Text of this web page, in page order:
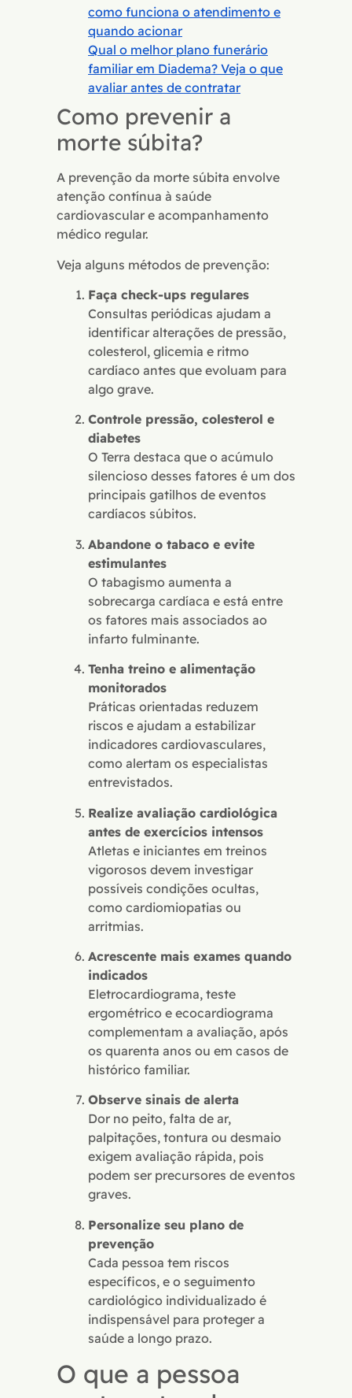
como funciona o atendimento e
quando acionar
Qual o melhor plano funerário
familiar em Diadema? Veja o que
avaliar antes de contratar
Como prevenir a
morte súbita?
A prevenção da morte súbita envolve
atenção contínua à saúde
cardiovascular e acompanhamento
médico regular.
Veja alguns métodos de prevenção:
Faça check-ups regulares
Consultas periódicas ajudam a
identificar alterações de pressão,
colesterol, glicemia e ritmo
cardíaco antes que evoluam para
algo grave.
Controle pressão, colesterol e
diabetes
O Terra destaca que o acúmulo
silencioso desses fatores é um dos
principais gatilhos de eventos
cardíacos súbitos.
Abandone o tabaco e evite
estimulantes
O tabagismo aumenta a
sobrecarga cardíaca e está entre
os fatores mais associados ao
infarto fulminante.
Tenha treino e alimentação
monitorados
Práticas orientadas reduzem
riscos e ajudam a estabilizar
indicadores cardiovasculares,
como alertam os especialistas
entrevistados.
Realize avaliação cardiológica
antes de exercícios intensos
Atletas e iniciantes em treinos
vigorosos devem investigar
possíveis condições ocultas,
como cardiomiopatias ou
arritmias.
Acrescente mais exames quando
indicados
Eletrocardiograma, teste
ergométrico e ecocardiograma
complementam a avaliação, após
os quarenta anos ou em casos de
histórico familiar.
Observe sinais de alerta
Dor no peito, falta de ar,
palpitações, tontura ou desmaio
exigem avaliação rápida, pois
podem ser precursores de eventos
graves.
Personalize seu plano de
prevenção
Cada pessoa tem riscos
específicos, e o seguimento
cardiológico individualizado é
indispensável para proteger a
saúde a longo prazo.
O que a pessoa